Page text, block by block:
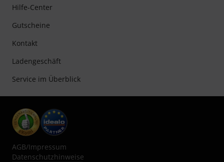
Hilfe-Center
Gutscheine
Kontakt
Ladengeschäft
Service im Überblick
AGB/Impressum
Datenschutzhinweise